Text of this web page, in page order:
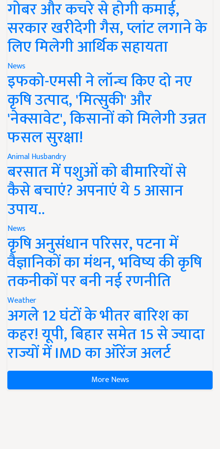
गोबर और कचरे से होगी कमाई,
सरकार खरीदेगी गैस, प्लांट लगाने के
लिए मिलेगी आर्थिक सहायता
News
इफको-एमसी ने लॉन्च किए दो नए
कृषि उत्पाद, 'मित्सुकी' और
'नेक्सावेट', किसानों को मिलेगी उन्नत
फसल सुरक्षा!
Animal Husbandry
बरसात में पशुओं को बीमारियों से
कैसे बचाएं? अपनाएं ये 5 आसान
उपाय..
News
कृषि अनुसंधान परिसर, पटना में
वैज्ञानिकों का मंथन, भविष्य की कृषि
तकनीकों पर बनी नई रणनीति
Weather
अगले 12 घंटों के भीतर बारिश का
कहर! यूपी, बिहार समेत 15 से ज्यादा
राज्यों में IMD का ऑरेंज अलर्ट
More News